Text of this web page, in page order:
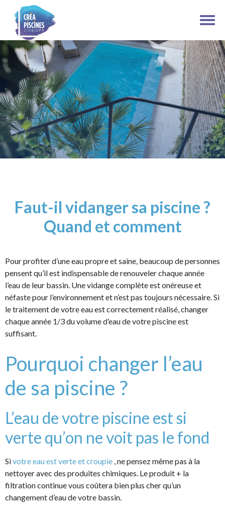
Faut-il vidanger sa piscine ?
Quand et comment
Pour profiter d’une eau propre et saine, beaucoup de personnes
pensent qu’il est indispensable de renouveler chaque année
l’eau de leur bassin. Une vidange complète est onéreuse et
néfaste pour l’environnement et n’est pas toujours nécessaire. Si
le traitement de votre eau est correctement réalisé, changer
chaque année 1/3 du volume d’eau de votre piscine est
suffisant.
Pourquoi changer l’eau
de sa piscine ?
L’eau de votre piscine est si
verte qu’on ne voit pas le fond
Sivotre eau est verte et croupie , ne pensez même pas à la
nettoyer avec des produites chimiques. Le produit + la
filtration continue vous coûtera bien plus cher qu’un
changement d’eau de votre bassin.